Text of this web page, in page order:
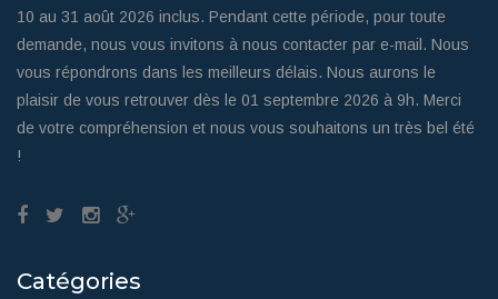
10 au 31 août 2026 inclus. Pendant cette période, pour toute
demande, nous vous invitons à nous contacter par e-mail. Nous
vous répondrons dans les meilleurs délais. Nous aurons le
plaisir de vous retrouver dès le 01 septembre 2026 à 9h. Merci
de votre compréhension et nous vous souhaitons un très bel été
!
Catégories